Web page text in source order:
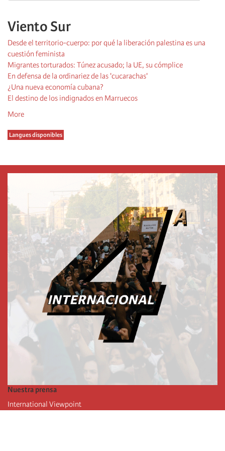
Viento Sur
Desde el territorio-cuerpo: por qué la liberación palestina es una
cuestión feminista
Migrantes torturados: Túnez acusado; la UE, su cómplice
En defensa de la ordinariez de las 'cucarachas'
¿Una nueva economía cubana?
El destino de los indignados en Marruecos
More
Langues disponibles
Nuestra prensa
International Viewpoint